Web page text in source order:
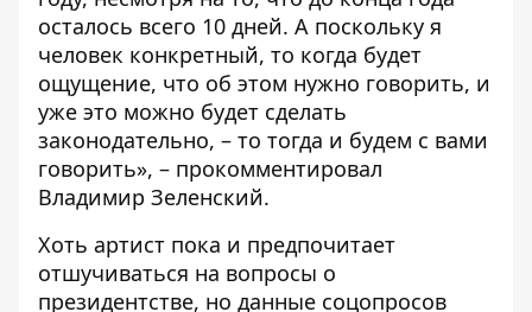
осталось всего 10 дней. А поскольку я
человек конкретный, то когда будет
ощущение, что об этом нужно говорить, и
уже это можно будет сделать
законодательно, – то тогда и будем с вами
говорить», – прокомментировал
Владимир Зеленский.
Хоть артист пока и предпочитает
отшучиваться на вопросы о
президентстве, но данные соцопросов